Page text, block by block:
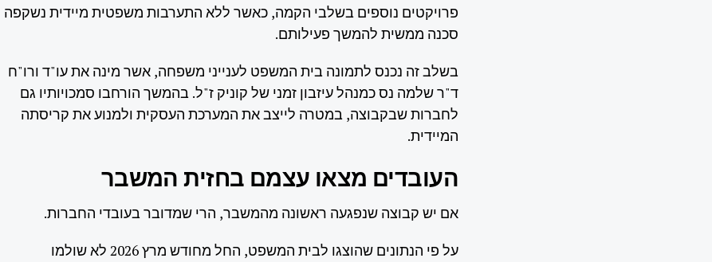
פרויקטים נוספים בשלבי הקמה, כאשר ללא התערבות משפטית מיידית נשקפה
סכנה ממשית להמשך פעילותם.
בשלב זה נכנס לתמונה בית המשפט לענייני משפחה, אשר מינה את עו"ד ורו"ח
ד"ר שלמה נס כמנהל עיזבון זמני של קוניק ז"ל. בהמשך הורחבו סמכויותיו גם
לחברות שבקבוצה, במטרה לייצב את המערכת העסקית ולמנוע את קריסתה
המיידית.
העובדים מצאו עצמם בחזית המשבר
אם יש קבוצה שנפגעה ראשונה מהמשבר, הרי שמדובר בעובדי החברות.
על פי הנתונים שהוצגו לבית המשפט, החל מחודש מרץ 2026 לא שולמו